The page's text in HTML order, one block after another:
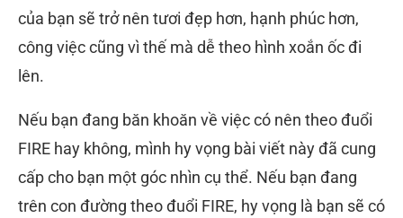
của bạn sẽ trở nên tươi đẹp hơn, hạnh phúc hơn,
công việc cũng vì thế mà dễ theo hình xoắn ốc đi
lên.
Nếu bạn đang băn khoăn về việc có nên theo đuổi
FIRE hay không, mình hy vọng bài viết này đã cung
cấp cho bạn một góc nhìn cụ thể. Nếu bạn đang
trên con đường theo đuổi FIRE, hy vọng là bạn sẽ có